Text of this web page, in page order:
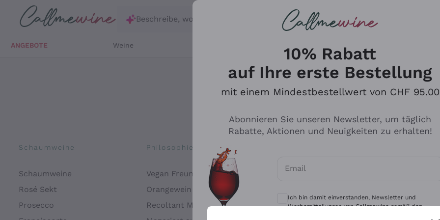
Zum Hauptinhalt springen
Beschreibe, wonach du suchst
ANGEBOTE Weine
Schaumweine
Schaumweine
Rosé Sekt
Prosecco
Philosophien
Vegan Freundlich
Orangewein
Recoltant Manipulant
Antinori
Ca' del Bosco
Gavi
10% Rabatt
auf Ihre erste Bestellung
mit einem Mindestbestellwert von CHF 95.00
Abonnieren Sie unseren Newsletter, um täglich
Rabatte, Aktionen und Neuigkeiten zu erhalten!
Email
Optionale Einwilligungen zum Erhalt von
Ich bin damit einverstanden, Newsletter und
Werbemitteilungen von Callmewine gemäß den -